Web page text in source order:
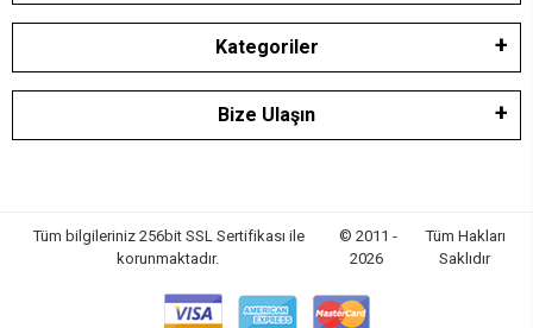
Kategoriler
Bize Ulaşın
Tüm bilgileriniz 256bit SSL Sertifikası ile
korunmaktadır.
© 2011 -
2026
Tüm Hakları
Saklıdır